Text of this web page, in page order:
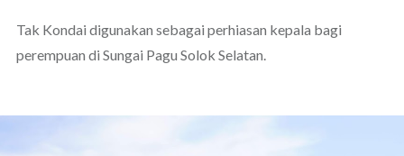
Tak Kondai digunakan sebagai perhiasan kepala bagi
perempuan di Sungai Pagu Solok Selatan.